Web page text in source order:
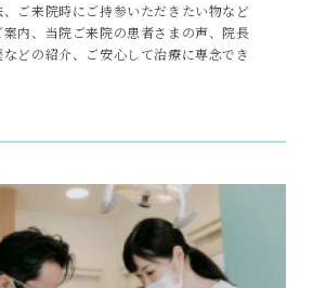
ご来院時にご持参いただきたい物など
内、当院ご来院の患者さまの声、院長
どの紹介、ご安心して治療に専念でき